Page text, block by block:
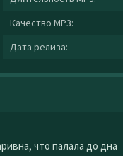
Качество MP3:
Дата релиза:
что палала до дна